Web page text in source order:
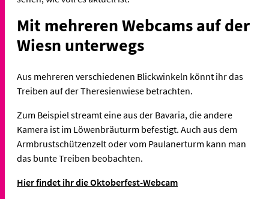
Mit mehreren Webcams auf der
Wiesn unterwegs
Aus mehreren verschiedenen Blickwinkeln könnt ihr das
Treiben auf der Theresienwiese betrachten.
Zum Beispiel streamt eine aus der Bavaria, die andere
Kamera ist im Löwenbräuturm befestigt. Auch aus dem
Armbrustschützenzelt oder vom Paulanerturm kann man
das bunte Treiben beobachten.
Hier findet ihr die Oktoberfest-Webcam